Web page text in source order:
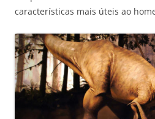
características mais úteis ao